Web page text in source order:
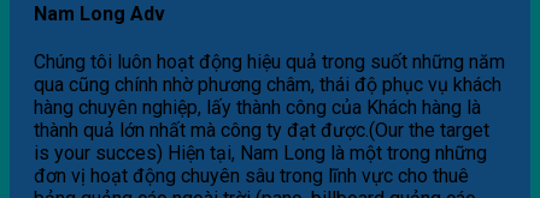
Nam Long Adv
Chúng tôi luôn hoạt động hiệu quả trong suốt những năm
qua cũng chính nhờ phương châm, thái độ phục vụ khách
hàng chuyên nghiệp, lấy thành công của Khách hàng là
thành quả lớn nhất mà công ty đạt được.(Our the target
is your succes) Hiện tại, Nam Long là một trong những
đơn vị hoạt động chuyên sâu trong lĩnh vực cho thuê